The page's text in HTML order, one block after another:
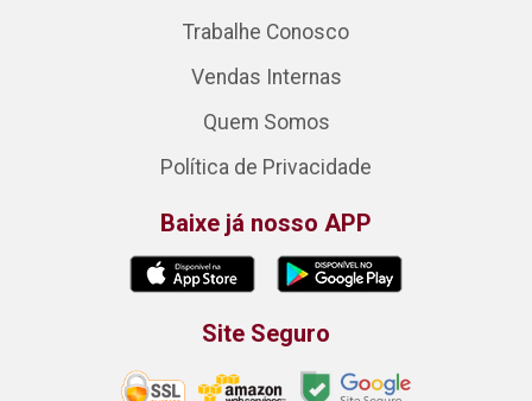
Trabalhe Conosco
Vendas Internas
Quem Somos
Política de Privacidade
Baixe já nosso APP
Site Seguro